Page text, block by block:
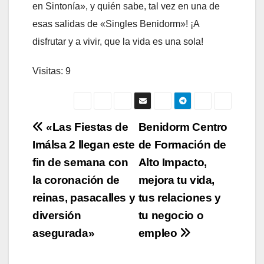
en Sintonía», y quién sabe, tal vez en una de
esas salidas de «Singles Benidorm»! ¡A
disfrutar y a vivir, que la vida es una sola!
Visitas: 9
Navegación
de
entradas
Benidorm Centro
de Formación de
Alto Impacto,
mejora tu vida,
tus relaciones y
tu negocio o
empleo
«Las Fiestas de
Imálsa 2 llegan este
fin de semana con
la coronación de
reinas, pasacalles y
diversión
asegurada»